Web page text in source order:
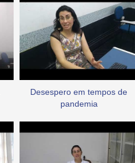
Desespero em tempos de
pandemia